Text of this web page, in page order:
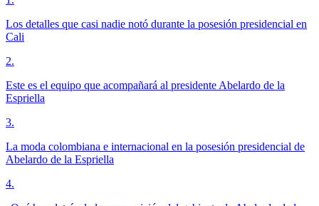
Los detalles que casi nadie notó durante la posesión presidencial en
Cali
2.
Este es el equipo que acompañará al presidente Abelardo de la
Espriella
3.
La moda colombiana e internacional en la posesión presidencial de
Abelardo de la Espriella
4.